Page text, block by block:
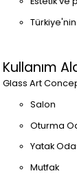
Kullanım
Glass Art
Salon
Oturma
Yatak
Mutfak